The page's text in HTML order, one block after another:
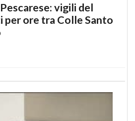
vigili del
per ore tra Colle Santo